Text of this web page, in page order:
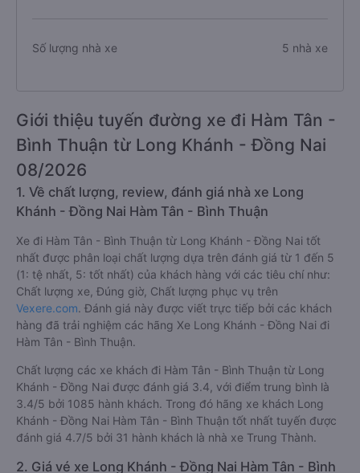
Số lượng chuyến xe 27 chuyến
Giới thiệu tuyến đường xe đi Hàm Tân -
Bình Thuận từ Long Khánh - Đồng Nai
1. Về chất lượng, review, đánh giá nhà xe Long
Khánh - Đồng Nai Hàm Tân - Bình Thuận
Xe đi Hàm Tân - Bình Thuận từ Long Khánh - Đồng Nai tốt
nhất được phân loại chất lượng dựa trên đánh giá từ 1 đến 5
(1: tệ nhất, 5: tốt nhất) của khách hàng với các tiêu chí như:
Chất lượng xe, Đúng giờ, Chất lượng phục vụ trên
Vexere.com . Đánh giá này được viết trực tiếp bởi các khách
hàng đã trải nghiệm các hãng Xe Long Khánh - Đồng Nai đi
Hàm Tân - Bình Thuận.
Chất lượng các xe khách đi Hàm Tân - Bình Thuận từ Long
Khánh - Đồng Nai được đánh giá 3.4, với điểm trung bình là
3.4/5 bởi 1085 hành khách. Trong đó hãng xe khách Long